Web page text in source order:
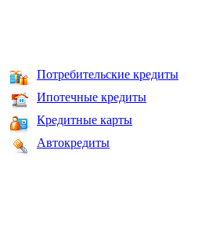
Потребительские кредиты
Ипотечные кредиты
Кредитные карты
Автокредиты